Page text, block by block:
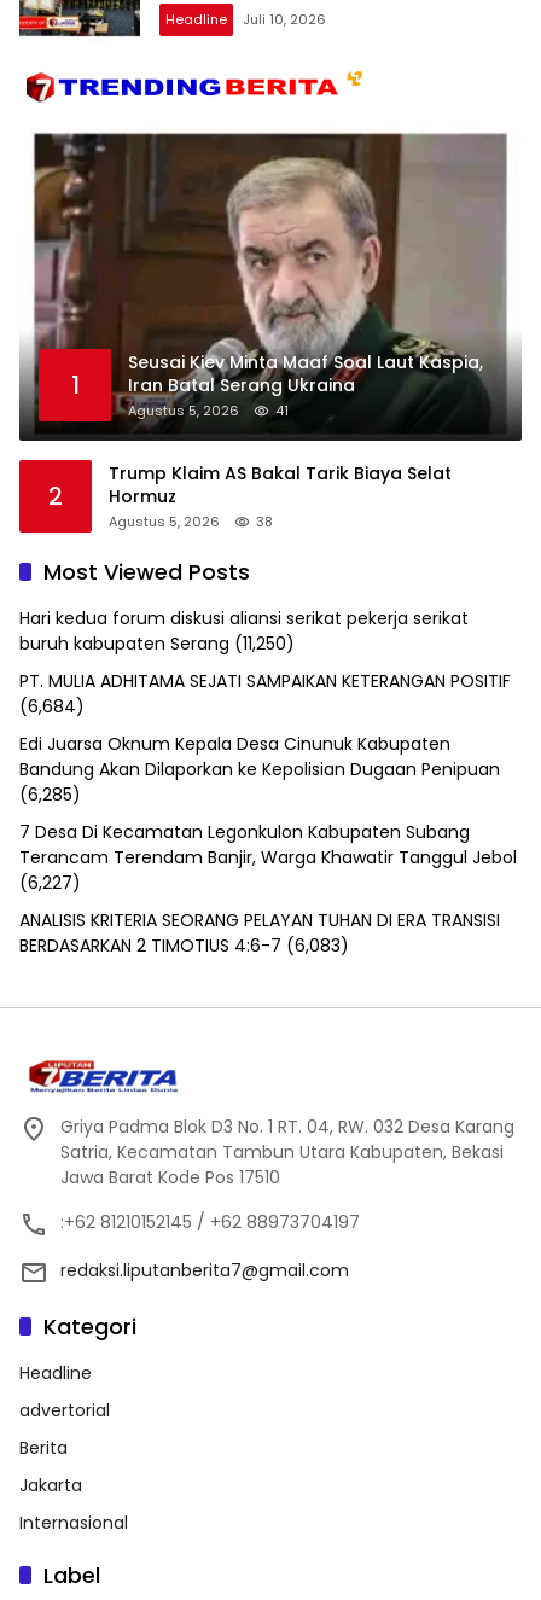
Headline Juli 10, 2026
1
Seusai Kiev Minta Maaf Soal Laut Kaspia,
Iran Batal Serang Ukraina
Agustus 5, 2026 41
2
Trump Klaim AS Bakal Tarik Biaya Selat
Hormuz
Agustus 5, 2026 38
Most Viewed Posts
Hari kedua forum diskusi aliansi serikat pekerja serikat
buruh kabupaten Serang (11,250)
PT. MULIA ADHITAMA SEJATI SAMPAIKAN KETERANGAN POSITIF
(6,684)
Edi Juarsa Oknum Kepala Desa Cinunuk Kabupaten
Bandung Akan Dilaporkan ke Kepolisian Dugaan Penipuan
(6,285)
7 Desa Di Kecamatan Legonkulon Kabupaten Subang
Terancam Terendam Banjir, Warga Khawatir Tanggul Jebol
(6,227)
ANALISIS KRITERIA SEORANG PELAYAN TUHAN DI ERA TRANSISI
BERDASARKAN 2 TIMOTIUS 4:6-7 (6,083)
Griya Padma Blok D3 No. 1 RT. 04, RW. 032 Desa Karang
Satria, Kecamatan Tambun Utara Kabupaten, Bekasi
Jawa Barat Kode Pos 17510
:+62 81210152145 / +62 88973704197
redaksi.liputanberita7@gmail.com
Kategori
Headline
advertorial
Berita
Jakarta
Internasional
Label